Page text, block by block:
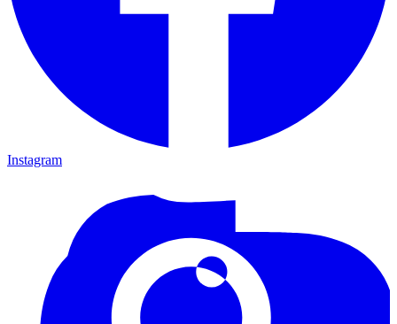
Instagram